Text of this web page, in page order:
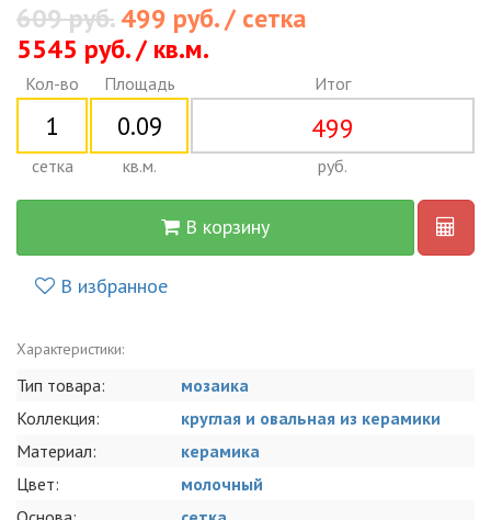
609 руб.499 руб. / сетка
5545 руб. / кв.м.
Кол-во
сетка
Площадь
кв.м.
Итог
499
руб.
В корзину
В избранное
Характеристики:
Тип товара:
мозаика
Коллекция:
круглая и овальная из керамики
Материал:
керамика
Цвет:
молочный